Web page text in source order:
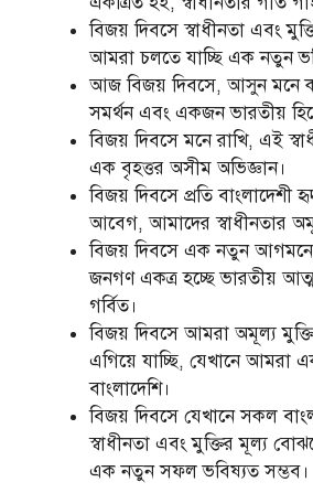
বিজয় দিবসে স্বাধীনতা এবং
আমরা চলতে যাচ্ছি এক নতুন
আজ বিজয় দিবসে, আসুন মনে
সমর্থন এবং একজন ভারতীয়
বিজয় দিবসে মনে রাখি, এই
এক বৃহত্তর অসীম অভিজ্ঞান।
বিজয় দিবসে প্রতি বাংলাদেশী
আবেগ, আমাদের স্বাধীনতার
বিজয় দিবসে এক নতুন আগমনে,
জনগণ একত্র হচ্ছে ভারতীয়
গর্বিত।
বিজয় দিবসে আমরা অমূল্য
এগিয়ে যাচ্ছি, যেখানে
বাংলাদেশি।
বিজয় দিবসে যেখানে সকল
স্বাধীনতা এবং মুক্তির মূল্য
এক নতুন সফল ভবিষ্যত সম্ভব।